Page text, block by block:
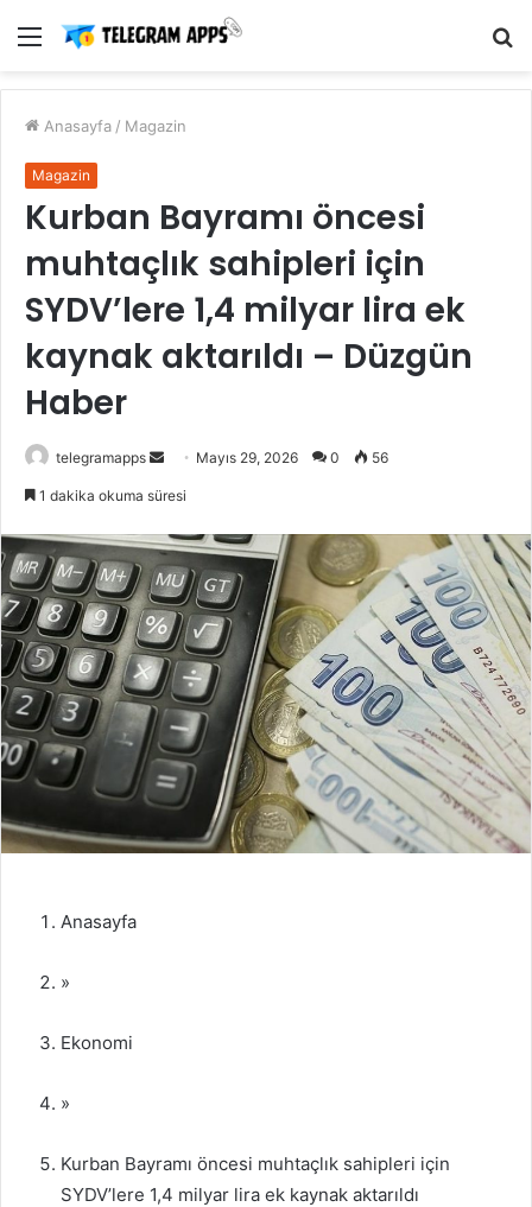
Menü
Anasayfa / Magazin
Magazin
Kurban Bayramı öncesi
muhtaçlık sahipleri için
SYDV’lere 1,4 milyar lira ek
kaynak aktarıldı – Düzgün
Haber
telegramapps
Bir
göndermek
Mayıs 29, 2026 0 56
1 dakika okuma süresi
Anasayfa
»
Ekonomi
»
Kurban Bayramı öncesi muhtaçlık sahipleri için
SYDV’lere 1,4 milyar lira ek kaynak aktarıldı